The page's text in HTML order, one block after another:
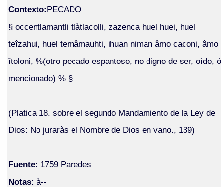
Contexto:PECADO
§ occentlamantli tlàtlacolli, zazenca huel huei, huel
teîzahui, huel temâmauhti, ihuan niman âmo caconi, âmo
îtoloni, %(otro pecado espantoso, no digno de ser, oìdo, ó
mencionado) % §
(Platica 18. sobre el segundo Mandamiento de la Ley de
Dios: No juraràs el Nombre de Dios en vano., 139)
Fuente: 1759 Paredes
Notas: à--